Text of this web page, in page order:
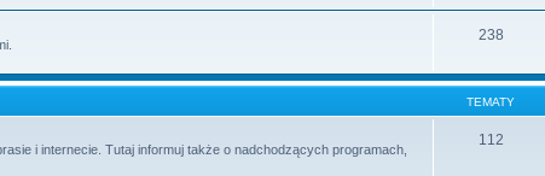
238
TEMATY
i internecie. Tutaj informuj także o nadchodzących programach,
112